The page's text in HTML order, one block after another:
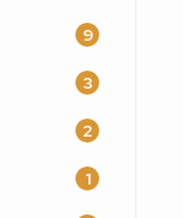
9
3
2
1